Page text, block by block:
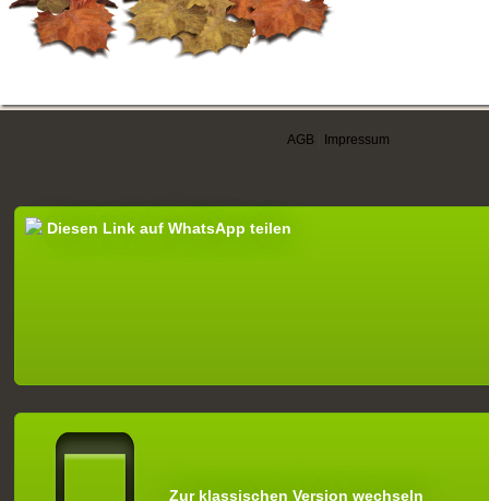
AGB Impressum
Diesen Link auf WhatsApp teilen
Zur klassischen Version wechseln